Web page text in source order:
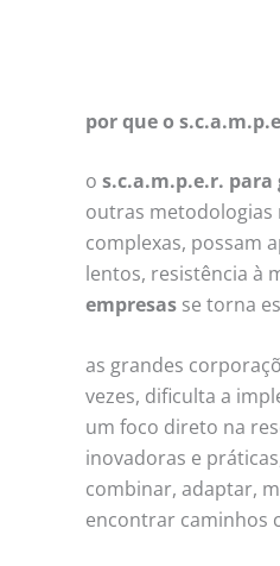
por que o
o s.c.a.m.p.e.r. para
outras metodologias
complexas, possam
lentos, resistência à
empresas se torna
as grandes
vezes, dificulta a
um foco direto na
inovadoras e
combinar, adaptar,
encontrar caminhos